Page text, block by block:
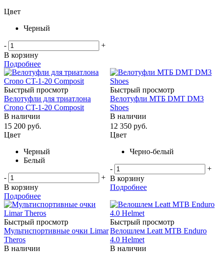
Цвет
Черный
-
+
В корзину
Подробнее
Быстрый просмотр
Велотуфли для триатлона
Crono CT-1-20 Composit
В наличии
15 200 руб.
Цвет
Черный
Белый
-
+
В корзину
Подробнее
Быстрый просмотр
Велотуфли МТБ DMT DM3
Shoes
В наличии
12 350 руб.
Цвет
Черно-белый
-
+
В корзину
Подробнее
Быстрый просмотр
Мультиспортивные очки Limar
Theros
В наличии
Быстрый просмотр
Велошлем Leatt MTB Enduro
4.0 Helmet
В наличии